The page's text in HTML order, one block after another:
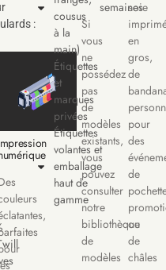
:
cousus
à la
main)
Étiquettes
et
marques
privées
Étiquettes
volantes et
emballage
haut de
gamme
semaines
Si
vous
ne
possédez
pas
de
modèles
existants,
vous
pouvez
consulter
notre
bibliothèque
de
modèles
soie
en
gros,
de
pour
des
de
ou
de
châles